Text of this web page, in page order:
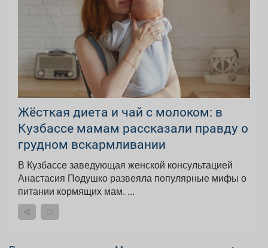
Жёсткая диета и чай с молоком: в
Кузбассе мамам рассказали правду о
грудном вскармливании
В Кузбассе заведующая женской консультацией
Анастасия Подушко развеяла популярные мифы о
питании кормящих мам. ...